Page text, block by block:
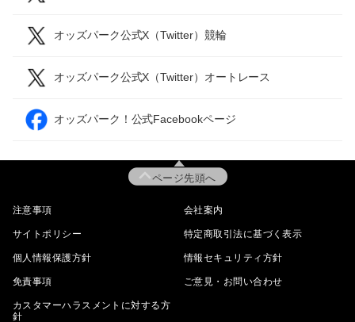
オッズパーク公式X（Twitter）競輪
オッズパーク公式X（Twitter）オートレース
オッズパーク！公式Facebookページ
ページ先頭へ
注意事項 会社案内
サイトポリシー 特定商取引法に基づく表示
個人情報保護方針 情報セキュリティ方針
免責事項 ご意見・お問い合わせ
カスタマーハラスメントに対する方
針